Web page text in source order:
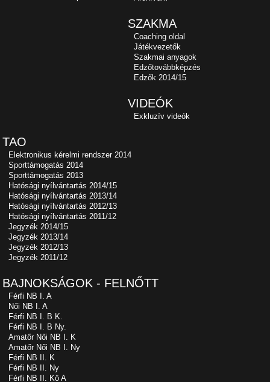
SZAKMA
Coaching oldal
Játékvezetők
Szakmai anyagok
Edzőtovábbképzés
Edzők 2014/15
VIDEÓK
Exkluzív videók
TAO
Elektronikus kérelmi rendszer 2014
Sporttámogatás 2014
Sporttámogatás 2013
Hatósági nyílvántartás 2014/15
Hatósági nyílvántartás 2013/14
Hatósági nyílvántartás 2012/13
Hatósági nyílvántartás 2011/12
Jegyzék 2014/15
Jegyzék 2013/14
Jegyzék 2012/13
Jegyzék 2011/12
BAJNOKSÁGOK - FELNŐTT
Férfi NB I. A
Női NB I. A
Férfi NB I. B K.
Férfi NB I. B Ny.
Amatőr Női NB I. K
Amatőr Női NB I. Ny
Férfi NB II. K
Férfi NB II. Ny
Férfi NB II. Kö A